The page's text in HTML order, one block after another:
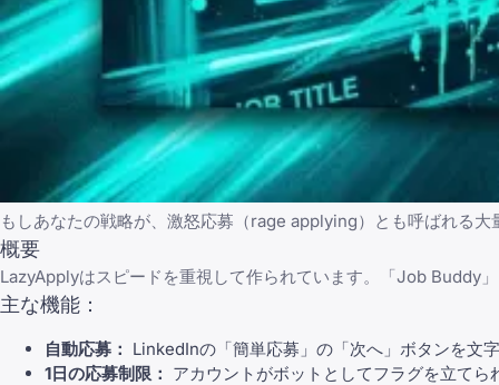
もしあなたの戦略が、激怒応募（rage applying）とも呼ばれる
概要
LazyApplyはスピードを重視して作られています。「Job Buddy
主な機能：
自動応募： LinkedInの「簡単応募」の「次へ」ボタンを文
1日の応募制限： アカウントがボットとしてフラグを立て